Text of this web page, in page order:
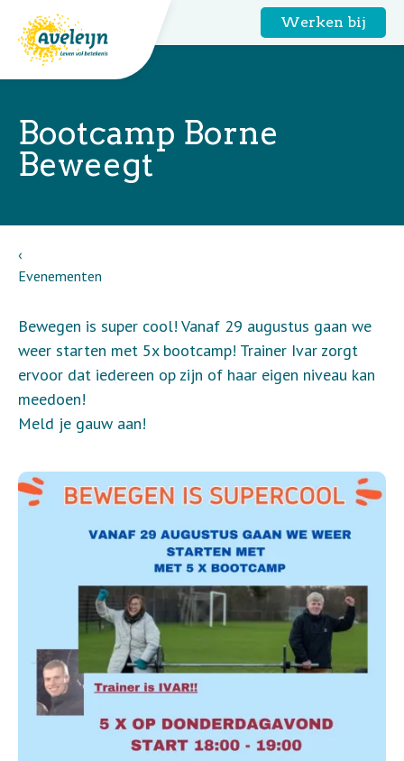
Werken bij
Bootcamp Borne
Beweegt
Evenementen
Bewegen is super cool! Vanaf 29 augustus gaan we
weer starten met 5x bootcamp! Trainer Ivar zorgt
ervoor dat iedereen op zijn of haar eigen niveau kan
meedoen!
Meld je gauw aan!